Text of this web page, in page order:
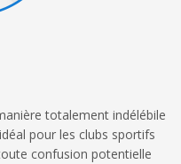
totalement indélébile
pour les clubs sportifs
confusion potentielle